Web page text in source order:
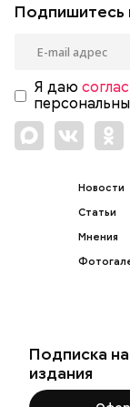
Подпишитесь
Я даю
Новости
Статьи
Мнения
Подписка
издания